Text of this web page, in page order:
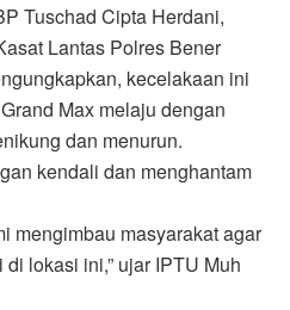
Tuschad Cipta Herdani,
Lantas Polres Bener
kecelakaan ini
Max melaju dengan
dan menurun.
kendali dan menghantam
mengimbau masyarakat agar
lokasi ini,” ujar IPTU Muh